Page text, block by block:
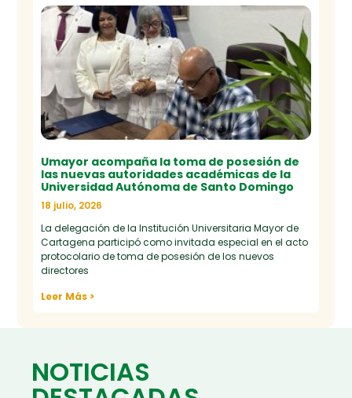
Umayor acompaña la toma de posesión de
las nuevas autoridades académicas de la
Universidad Autónoma de Santo Domingo
18 julio, 2026
La delegación de la Institución Universitaria Mayor de
Cartagena participó como invitada especial en el acto
protocolario de toma de posesión de los nuevos
directores
Leer Más >
NOTICIAS